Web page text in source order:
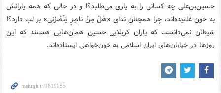
حسین‌بن‌علی چه کسانی را به یاری می‌طلبد؟! و در حالی که همه یارانش
به خون غلتیده‌اند، چرا همچنان ندای «هَلْ مِنْ ناصِرٍ یَنْصُرُنی» بر لب دارد؟!
شیطان نمی‌دانست که یاران کربلایی حسین همان‌هایی هستند که این
روزها در خیابان‌های ایران اسلامی به خون‌خواهی ایستاده‌اند.